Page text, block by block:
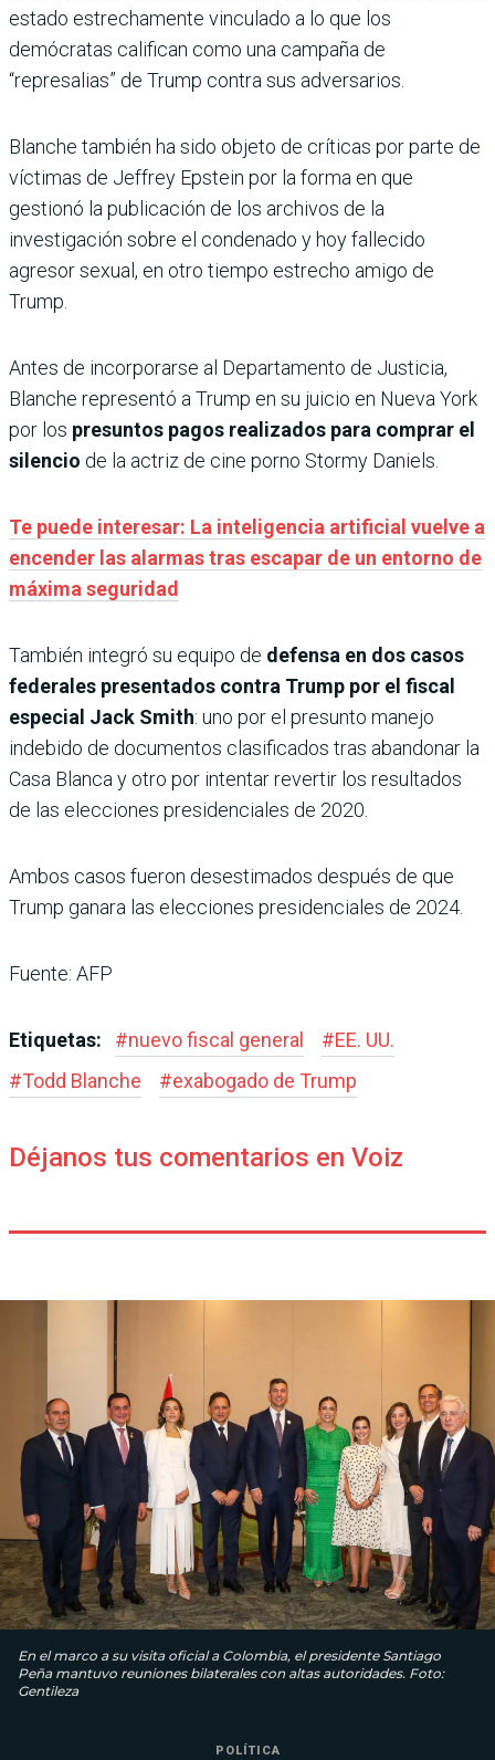
estado estrechamente vinculado a lo que los
demócratas califican como una campaña de
“represalias” de Trump contra sus adversarios.
Blanche también ha sido objeto de críticas por parte de
víctimas de Jeffrey Epstein por la forma en que
gestionó la publicación de los archivos de la
investigación sobre el condenado y hoy fallecido
agresor sexual, en otro tiempo estrecho amigo de
Trump.
Antes de incorporarse al Departamento de Justicia,
Blanche representó a Trump en su juicio en Nueva York
por los presuntos pagos realizados para comprar el
silencio de la actriz de cine porno Stormy Daniels.
Te puede interesar: La inteligencia artificial vuelve a
encender las alarmas tras escapar de un entorno de
máxima seguridad
También integró su equipo de defensa en dos casos
federales presentados contra Trump por el fiscal
especial Jack Smith: uno por el presunto manejo
indebido de documentos clasificados tras abandonar la
Casa Blanca y otro por intentar revertir los resultados
de las elecciones presidenciales de 2020.
Ambos casos fueron desestimados después de que
Trump ganara las elecciones presidenciales de 2024.
Fuente: AFP
Etiquetas: #nuevo fiscal general #EE. UU.
#Todd Blanche #exabogado de Trump
Déjanos tus comentarios en Voiz
En el marco a su visita oficial a Colombia, el presidente Santiago
Peña mantuvo reuniones bilaterales con altas autoridades. Foto:
Gentileza
POLÍTICA